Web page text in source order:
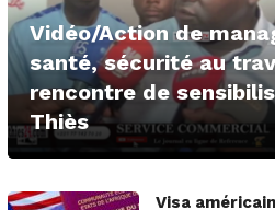
Vidéo/Action de
santé, sécurité au
rencontre de
Thiès
Visa